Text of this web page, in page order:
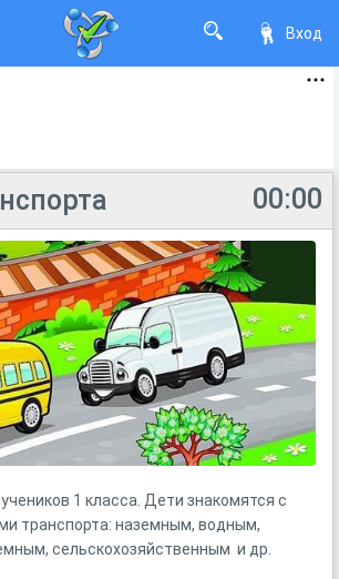
Вход
00:00
1 класса. Дети знакомятся с
транспорта: наземным, водным,
сельскохозяйственным и др.